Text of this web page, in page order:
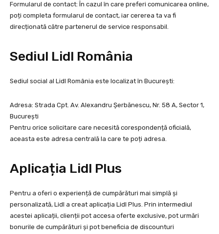
Formularul de contact: În cazul în care preferi comunicarea online,
poți completa formularul de contact, iar cererea ta va fi
direcționată către partenerul de service responsabil.
Sediul Lidl România
Sediul social al Lidl România este localizat în București:
Adresa: Strada Cpt. Av. Alexandru Șerbănescu, Nr. 58 A, Sector 1,
București
Pentru orice solicitare care necesită corespondență oficială,
aceasta este adresa centrală la care te poți adresa.
Aplicația Lidl Plus
Pentru a oferi o experiență de cumpărături mai simplă și
personalizată, Lidl a creat aplicația Lidl Plus. Prin intermediul
acestei aplicații, clienții pot accesa oferte exclusive, pot urmări
bonurile de cumpărături și pot beneficia de discounturi